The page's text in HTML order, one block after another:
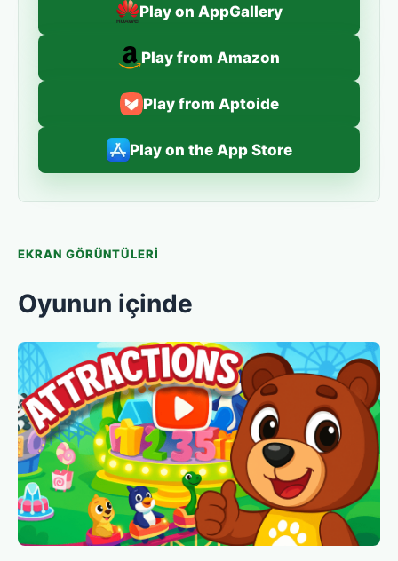
Play on AppGallery
Play from Amazon
Play from Aptoide
Play on the App Store
EKRAN GÖRÜNTÜLERI
Oyunun içinde